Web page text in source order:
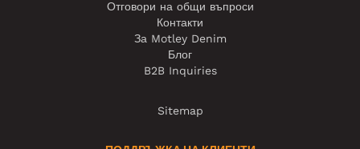
Отговори на общи въпроси
Контакти
За Motley Denim
Блог
B2B Inquiries
Sitemap